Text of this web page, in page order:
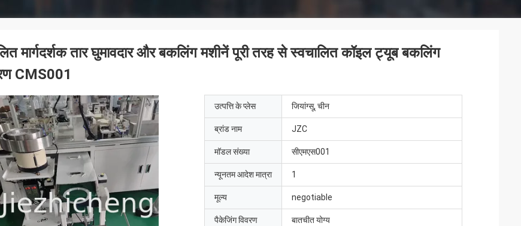
मार्गदर्शक तार घुमावदार और बकलिंग मशीनें पूरी तरह से स्वचालित कॉइल ट्यूब बकलिंग
CMS001
उत्पत्ति के प्लेस जियांग्सू, चीन
ब्रांड नाम JZC
मॉडल संख्या सीएमएस001
न्यूनतम आदेश मात्रा 1
मूल्य negotiable
पैकेजिंग विवरण बातचीत योग्य